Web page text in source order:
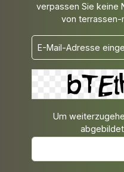
verpassen Sie keine
von terrassen-
Um